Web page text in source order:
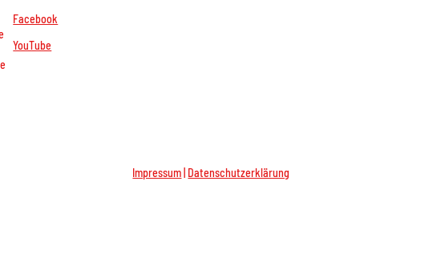
Facebook
YouTube
Impressum Datenschutzerklärung